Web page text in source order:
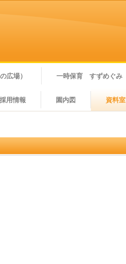
広場） 一時保育 すずめぐみ
採用情報 園内図 資料室